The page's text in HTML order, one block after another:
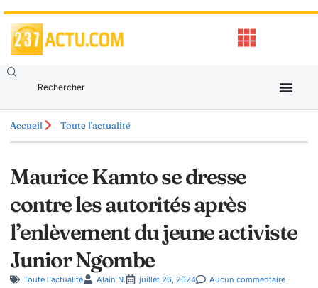
Accueil Toute l'actualité
Maurice Kamto se dresse
contre les autorités après
l’enlèvement du jeune activiste
Junior Ngombe
Toute l'actualité Alain N. juillet 26, 2024 Aucun commentaire